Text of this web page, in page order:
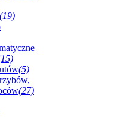
(19)
(5)
(27)